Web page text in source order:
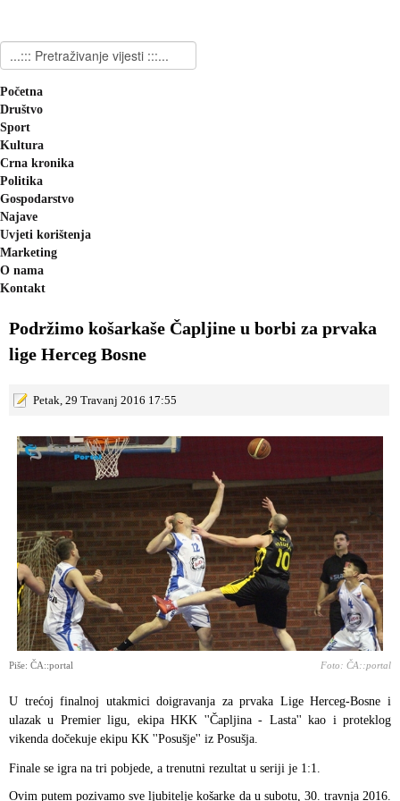
Početna
Društvo
Sport
Kultura
Crna kronika
Politika
Gospodarstvo
Najave
Uvjeti korištenja
Marketing
O nama
Kontakt
Podržimo košarkaše Čapljine u borbi za prvaka
lige Herceg Bosne
Petak, 29 Travanj 2016 17:55
Piše: ČA::portal Foto: ČA::portal
U trećoj finalnoj utakmici doigravanja za prvaka Lige Herceg-Bosne i
ulazak u Premier ligu, ekipa HKK ''Čapljina - Lasta'' kao i proteklog
vikenda dočekuje ekipu KK ''Posušje'' iz Posušja.
Finale se igra na tri pobjede, a trenutni rezultat u seriji je 1:1.
Ovim putem pozivamo sve ljubitelje košarke da u subotu, 30. travnja 2016.